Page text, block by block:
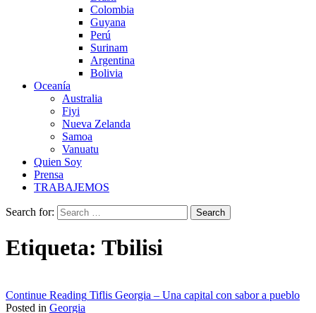
Colombia
Guyana
Perú
Surinam
Argentina
Bolivia
Oceanía
Australia
Fiyi
Nueva Zelanda
Samoa
Vanuatu
Quien Soy
Prensa
TRABAJEMOS
Search for:
Etiqueta: Tbilisi
Continue Reading Tiflis Georgia – Una capital con sabor a pueblo
Posted in Georgia